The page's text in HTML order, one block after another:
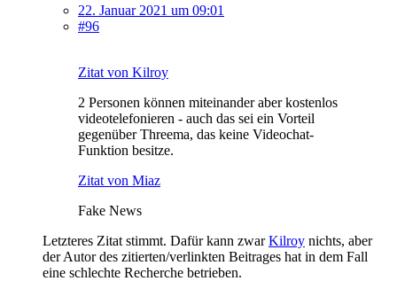
22. Januar 2021 um 09:01
#96
Zitat von Kilroy
2 Personen können miteinander aber kostenlos
videotelefonieren - auch das sei ein Vorteil
gegenüber Threema, das keine Videochat-
Funktion besitze.
Zitat von Miaz
Fake News
Letzteres Zitat stimmt. Dafür kann zwarKilroy nichts, aber
der Autor des zitierten/verlinkten Beitrages hat in dem Fall
eine schlechte Recherche betrieben.